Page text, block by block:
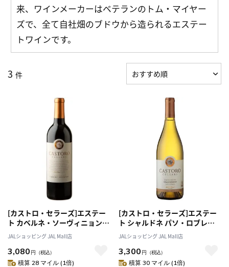
来、ワインメーカーはベテランのトム・マイヤー
ズで、全て自社畑のブドウから造られるエステー
トワインです。
3 件
[カストロ・セラーズ]エステー
ト カベルネ・ソーヴィニョン
パソ・ロブレス
JALショッピング JAL Mall店
3,080 円 （税込）
積算 28 マイル (1倍)
[カストロ・セラーズ]エステー
ト シャルドネ パソ・ロブレス
2021
JALショッピング JAL Mall店
3,300 円 （税込）
積算 30 マイル (1倍)